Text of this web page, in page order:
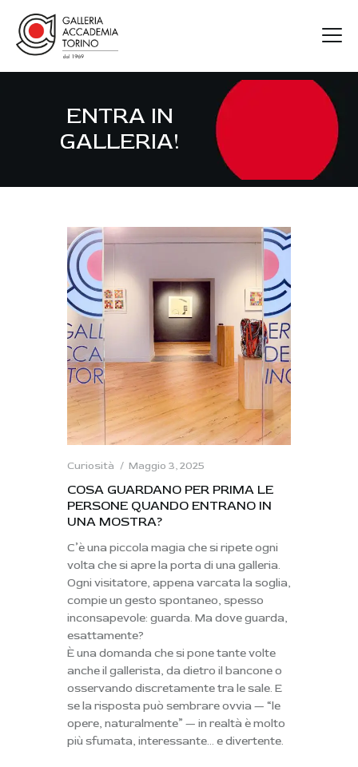
ENTRA IN
GALLERIA!
GAT
ARTISTI
CONTATTI
Curiosità Maggio 3, 2025
COSA GUARDANO PER PRIMA LE
PERSONE QUANDO ENTRANO IN
UNA MOSTRA?
C’è una piccola magia che si ripete ogni
volta che si apre la porta di una galleria.
Ogni visitatore, appena varcata la soglia,
compie un gesto spontaneo, spesso
inconsapevole: guarda. Madove guarda,
esattamente?
È una domanda che si pone tante volte
anche il gallerista, da dietro il bancone o
osservando discretamente tra le sale. E
se la risposta può sembrare ovvia — “le
opere, naturalmente” — in realtà è molto
più sfumata, interessante… e divertente.